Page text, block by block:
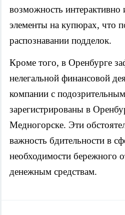
возможность интерактивно
элементы на купюрах, что
распознавании подделок.
Кроме того, в Оренбурге
нелегальной финансовой
компании с
зарегистрированы в
Медногорске. Эти
важность бдительности в
необходимости бережного
денежным средствам.